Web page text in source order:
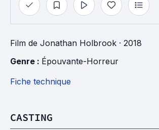
Film de Jonathan Holbrook · 2018
Genre : Épouvante-Horreur
Fiche technique
CASTING